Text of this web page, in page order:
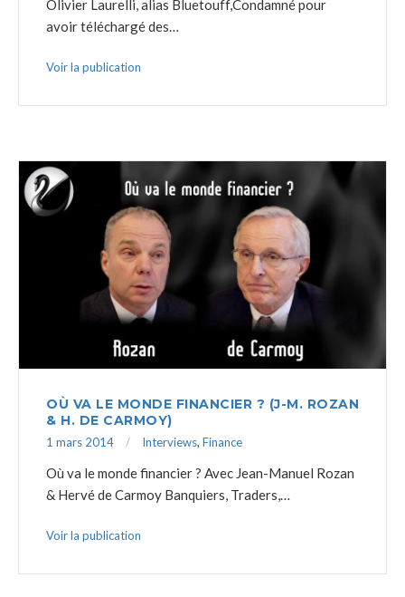
Olivier Laurelli, alias Bluetouff,Condamné pour
avoir téléchargé des…
Voir la publication
OÙ VA LE MONDE FINANCIER ? (J-M. ROZAN
& H. DE CARMOY)
1 mars 2014 Interviews, Finance
Où va le monde financier ? Avec Jean-Manuel Rozan
& Hervé de Carmoy Banquiers, Traders,…
Voir la publication